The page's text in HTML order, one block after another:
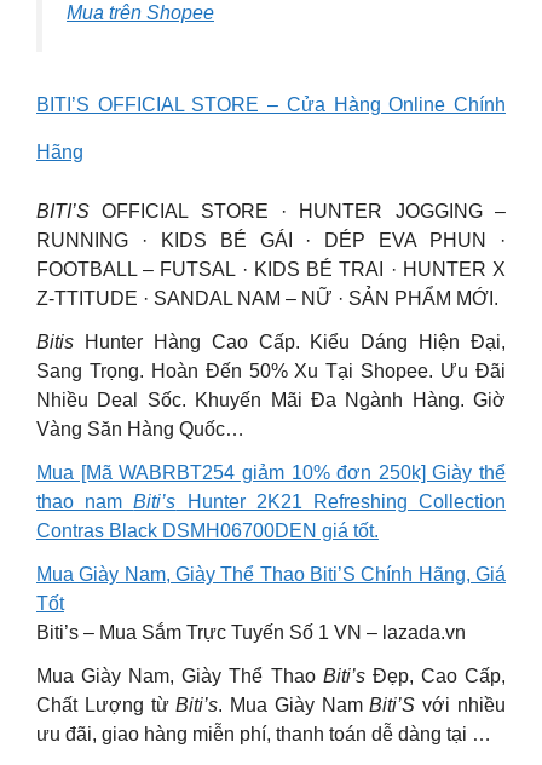
Mua trên Shopee
BITI’S OFFICIAL STORE – Cửa Hàng Online Chính
Hãng
BITI’S OFFICIAL STORE · HUNTER JOGGING –
RUNNING · KIDS BÉ GÁI · DÉP EVA PHUN ·
FOOTBALL – FUTSAL · KIDS BÉ TRAI · HUNTER X
Z-TTITUDE · SANDAL NAM – NỮ · SẢN PHẨM MỚI.
Bitis Hunter Hàng Cao Cấp. Kiểu Dáng Hiện Đại,
Sang Trọng. Hoàn Đến 50% Xu Tại Shopee. Ưu Đãi
Nhiều Deal Sốc. Khuyến Mãi Đa Ngành Hàng. Giờ
Vàng Săn Hàng Quốc…
Mua [Mã WABRBT254 giảm 10% đơn 250k] Giày thể
thao namBiti’s Hunter 2K21 Refreshing Collection
Contras Black DSMH06700DEN giá tốt.
Mua Giày Nam, Giày Thể Thao Biti’S Chính Hãng, Giá
Tốt
Biti’s – Mua Sắm Trực Tuyến Số 1 VN – lazada.vn
Mua Giày Nam, Giày Thể Thao Biti’sĐẹp, Cao Cấp,
Chất Lượng từBiti’s. Mua Giày NamBiti’S với nhiều
ưu đãi, giao hàng miễn phí, thanh toán dễ dàng tại …